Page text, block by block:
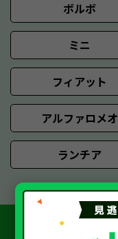
ボルボ
ミニ
フィアット
アルファロメオ
ランチア